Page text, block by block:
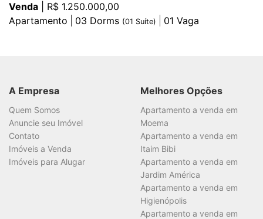
Venda | R$ 1.250.000,00
Apartamento
03 Dorms (01 Suíte) 01 Vaga
A Empresa
Quem Somos
Anuncie seu Imóvel
Contato
Imóveis a Venda
Imóveis para Alugar
Melhores Opções
Apartamento a venda em
Moema
Apartamento a venda em
Itaim Bibi
Apartamento a venda em
Jardim América
Apartamento a venda em
Higienópolis
Apartamento a venda em